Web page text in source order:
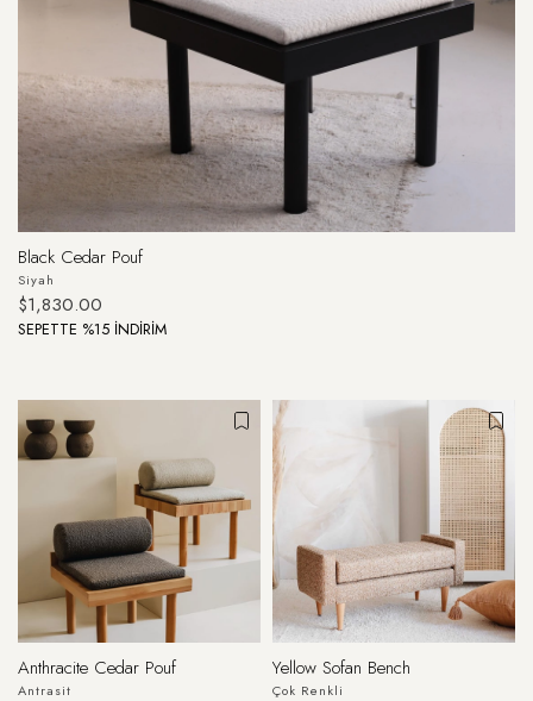
Black Cedar Pouf
Siyah
$1,830.00
SEPETTE %15 İNDİRİM
Anthracite Cedar Pouf
Antrasit
Yellow Sofan Bench
Çok Renkli